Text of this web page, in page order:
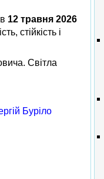
12 травня 2026
стійкість і
Світла
Буріло